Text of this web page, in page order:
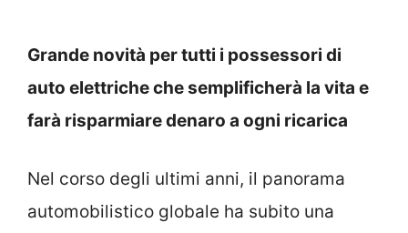
Grande novità per tutti i possessori di
auto elettriche che semplificherà la vita e
farà risparmiare denaro a ogni ricarica
Nel corso degli ultimi anni, il panorama
automobilistico globale ha subito una